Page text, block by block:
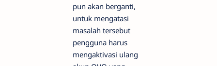
pun akan berganti,
untuk mengatasi
masalah tersebut
pengguna harus
mengaktivasi ulang